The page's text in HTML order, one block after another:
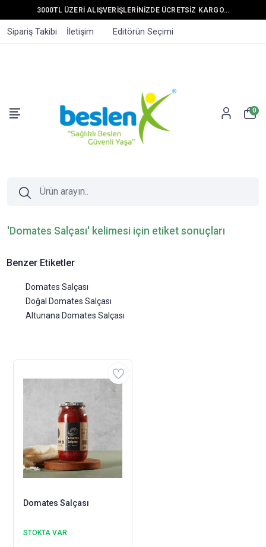
3000TL ÜZERİ ALIŞVERİŞLERİNİZDE ÜCRETSİZ KARGO...
Sipariş Takibi İletişim Editörün Seçimi
0
'Domates Salçası' kelimesi için etiket sonuçları
Benzer Etiketler
Domates Salçası
Doğal Domates Salçası
Altunana Domates Salçası
Domates Salçası
STOKTA VAR